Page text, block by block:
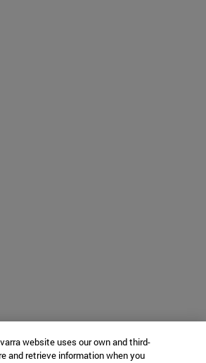
website uses our own and third-
and retrieve information when you